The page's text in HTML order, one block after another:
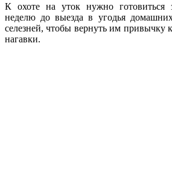
К охоте на уток нужно готовиться
неделю до выезда в угодья
селезней, чтобы вернуть им привычку
нагавки.